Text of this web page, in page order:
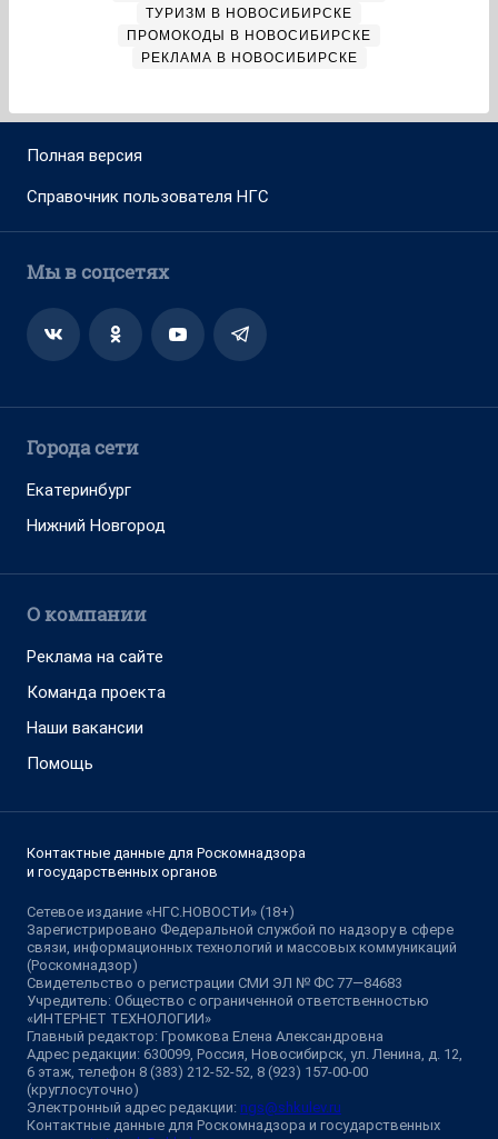
ТУРИЗМ В НОВОСИБИРСКЕ
ПРОМОКОДЫ В НОВОСИБИРСКЕ
РЕКЛАМА В НОВОСИБИРСКЕ
Полная версия
Справочник пользователя НГС
Мы в соцсетях
Города сети
Екатеринбург
Нижний Новгород
О компании
Реклама на сайте
Команда проекта
Наши вакансии
Помощь
Контактные данные для Роскомнадзора
и государственных органов
Сетевое издание «НГС.НОВОСТИ» (18+)
Зарегистрировано Федеральной службой по надзору в сфере
связи, информационных технологий и массовых коммуникаций
(Роскомнадзор)
Свидетельство о регистрации СМИ ЭЛ № ФС 77—84683
Учредитель: Общество с ограниченной ответственностью
«ИНТЕРНЕТ ТЕХНОЛОГИИ»
Главный редактор: Громкова Елена Александровна
Адрес редакции: 630099, Россия, Новосибирск, ул. Ленина, д. 12,
6 этаж, телефон 8 (383) 212-52-52, 8 (923) 157-00-00
(круглосуточно)
Электронный адрес редакции: ngs@shkulev.ru
Контактные данные для Роскомнадзора и государственных